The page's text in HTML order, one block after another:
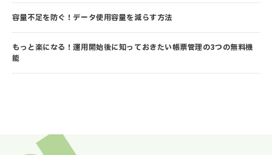
容量不足を防ぐ！データ使用容量を減らす方法
もっと楽になる！運用開始後に知っておきたい帳票管理の3つの無料機
能